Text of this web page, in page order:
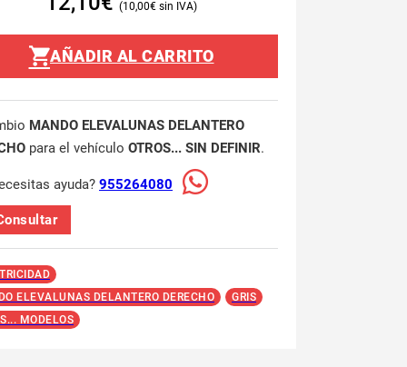
10,00€
AÑADIR AL CARRITO
MANDO ELEVALUNAS DELANTERO
para el vehículo OTROS... SIN DEFINIR.
ayuda? 955264080
ELEVALUNAS DELANTERO DERECHO
GRIS
MODELOS